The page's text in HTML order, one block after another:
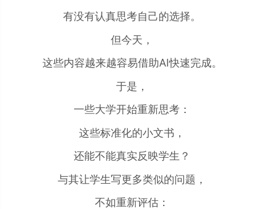
有没有认真思考自己的选择。
但今天，
这些内容越来越容易借助AI快速完成。
于是，
一些大学开始重新思考：
这些标准化的小文书，
还能不能真实反映学生？
与其让学生写更多类似的问题，
不如重新评估：